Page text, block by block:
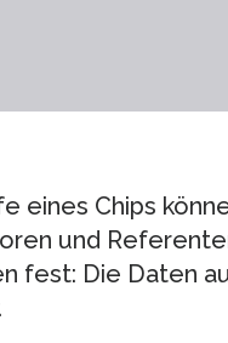
eines Chips
und
fest: Die Daten